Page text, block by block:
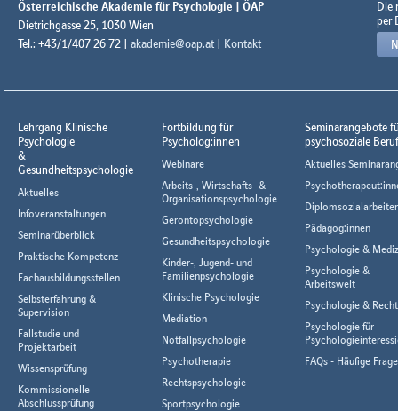
Österreichische Akademie für Psychologie | ÖAP
Dietrichgasse 25, 1030 Wien
Tel.: +43/1/407 26 72 | akademie@oap.at | Kontakt
Die
per
Lehrgang Klinische
Psychologie
&
Gesundheitspsychologie
Aktuelles
Infoveranstaltungen
Seminarüberblick
Praktische Kompetenz
Fachausbildungsstellen
Selbsterfahrung &
Supervision
Fallstudie und
Projektarbeit
Wissensprüfung
Kommissionelle
Abschlussprüfung
Fortbildung für
Psycholog:innen
Webinare
Arbeits-, Wirtschafts- &
Organisationspsychologie
Gerontopsychologie
Gesundheitspsychologie
Kinder-, Jugend- und
Familienpsychologie
Klinische Psychologie
Mediation
Notfallpsychologie
Psychotherapie
Rechtspsychologie
Sportpsychologie
Seminarangebote
psychosoziale
Aktuelles
Pädagog:innen
Psychologie &
Psychologie &
Arbeitswelt
Psychologie & Recht
Psychologie für
FAQs - Häufige